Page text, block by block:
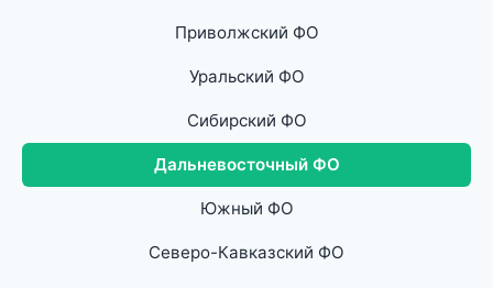
Приволжский ФО
Уральский ФО
Сибирский ФО
Дальневосточный ФО
Южный ФО
Северо-Кавказский ФО